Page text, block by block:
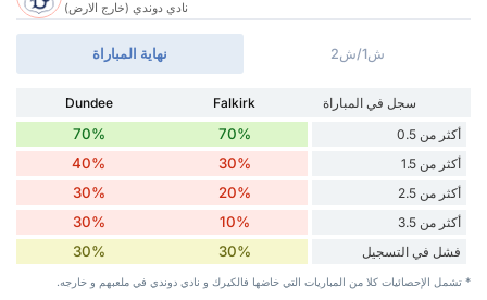
نادي دوندي (خارج الارض)
نهاية المباراة ش1/ش2
سجل في المباراة Falkirk
Dundee
أكثر من 0.5
70%
70%
أكثر من 1.5 30%
40%
أكثر من 2.5 20%
30%
أكثر من 3.5 10%
30%
فشل في التسجيل 30%
30%
* تشمل الإحصائيات كلا من المباريات التي خاضها فالكيرك و نادي دوندي في ملعبهم و خارجه.